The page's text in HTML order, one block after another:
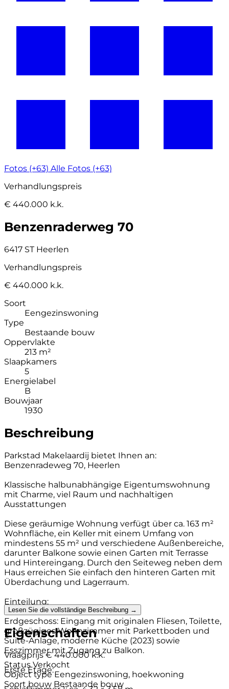
Fotos (+63) Alle Fotos (+63)
Verhandlungspreis
€ 440.000 k.k.
Benzenraderweg 70
6417 ST Heerlen
Verhandlungspreis
€ 440.000 k.k.
Soort
Eengezinswoning
Type
Bestaande bouw
Oppervlakte
213 m²
Slaapkamers
5
Energielabel
B
Bouwjaar
1930
Beschreibung
Parkstad Makelaardij bietet Ihnen an:
Benzenradeweg 70, Heerlen
Klassische halbunabhängige Eigentumswohnung
mit Charme, viel Raum und nachhaltigen
Ausstattungen
Diese geräumige Wohnung verfügt über ca. 163 m²
Wohnfläche, ein Keller mit einem Umfang von
mindestens 55 m² und verschiedene Außenbereiche,
darunter Balkone sowie einen Garten mit Terrasse
und Hintereingang. Durch den Seiteweg neben dem
Haus erreichen Sie einfach den hinteren Garten mit
Überdachung und Lagerraum.
Einteilung:
Erdgeschoss: Eingang mit originalen Fliesen, Toilette,
großzügiges Wohnzimmer mit Parkettboden und
Suite-Anlage, moderne Küche (2023) sowie
Esszimmer mit Zugang zu Balkon.
Erste Etage:
Lesen Sie die vollständige Beschreibung →
Eigenschaften
Vraagprijs € 440.000 k.k.
Status Verkocht
Object type Eengezinswoning, hoekwoning
Soort bouw Bestaande bouw